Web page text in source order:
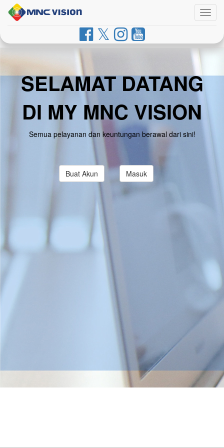
SELAMAT DATANG
DI MY MNC VISION
Semua pelayanan dan keuntungan berawal dari sini!
Buat Akun Masuk